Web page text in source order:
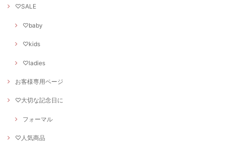
♡SALE
♡baby
♡kids
♡ladies
お客様専用ページ
♡大切な記念日に
フォーマル
♡人気商品